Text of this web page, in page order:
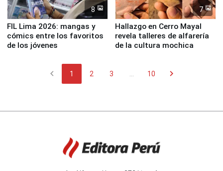
8
FIL Lima 2026: mangas y
cómics entre los favoritos
de los jóvenes
7
Hallazgo en Cerro Mayal
revela talleres de alfarería
de la cultura mochica
chevron_left 1 2 3 ... 10 chevron_right